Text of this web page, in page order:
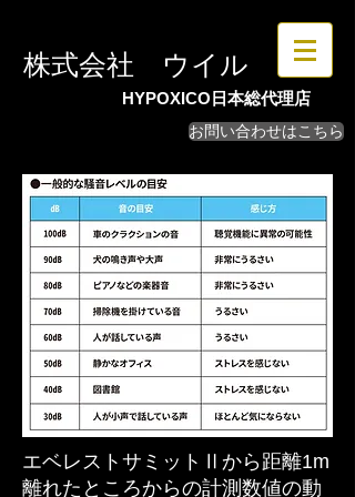
​株式会社 ウイル
HYPOXICO日本総代理店
お問い合わせはこちら
エベレストサミットⅡから距離1m
離れたところからの計測数値の動